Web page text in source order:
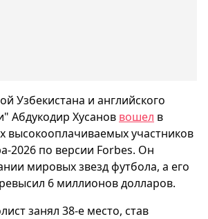
Узбекистана и английского
Абдукодир Хусанов вошел в
высокооплачиваемых участников
2026 по версии Forbes. Он
мировых звезд футбола, а его
6 миллионов долларов.
занял 38-е место, став